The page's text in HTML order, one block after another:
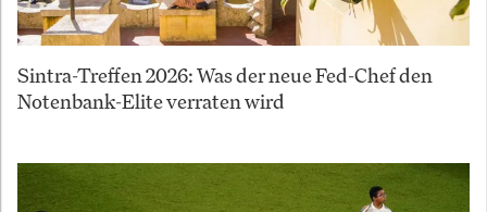
Sintra-Treffen 2026: Was der neue Fed-Chef den
Notenbank-Elite verraten wird